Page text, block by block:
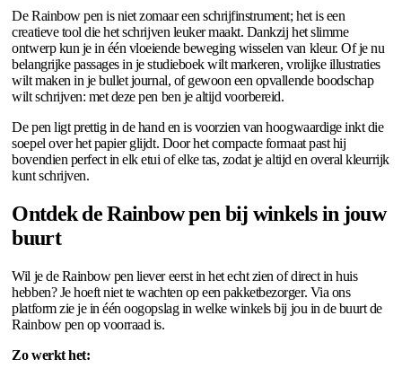
De Rainbow pen is niet zomaar een schrijfinstrument; het is een
creatieve tool die het schrijven leuker maakt. Dankzij het slimme
ontwerp kun je in één vloeiende beweging wisselen van kleur. Of je nu
belangrijke passages in je studieboek wilt markeren, vrolijke illustraties
wilt maken in je bullet journal, of gewoon een opvallende boodschap
wilt schrijven: met deze pen ben je altijd voorbereid.
De pen ligt prettig in de hand en is voorzien van hoogwaardige inkt die
soepel over het papier glijdt. Door het compacte formaat past hij
bovendien perfect in elk etui of elke tas, zodat je altijd en overal kleurrijk
kunt schrijven.
Ontdek de Rainbow pen bij winkels in jouw
buurt
Wil je de Rainbow pen liever eerst in het echt zien of direct in huis
hebben? Je hoeft niet te wachten op een pakketbezorger. Via ons
platform zie je in één oogopslag in welke winkels bij jou in de buurt de
Rainbow pen op voorraad is.
Zo werkt het: